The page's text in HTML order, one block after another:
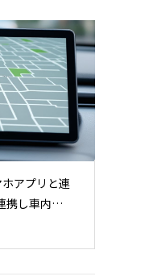
トラブルな
くれる強い